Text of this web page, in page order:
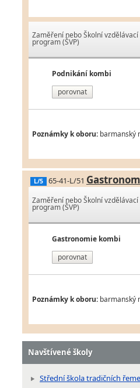
Zaměření nebo Školní vzdělávací
program (ŠVP)
Podnikání kombi
porovnat
Poznámky k oboru: barmanský
L/5 65-41-L/51
Zaměření nebo Školní vzdělávací
program (ŠVP)
Gastronomie kombi
porovnat
Poznámky k oboru: barmanský
Navštívené školy
Střední škola tradičních